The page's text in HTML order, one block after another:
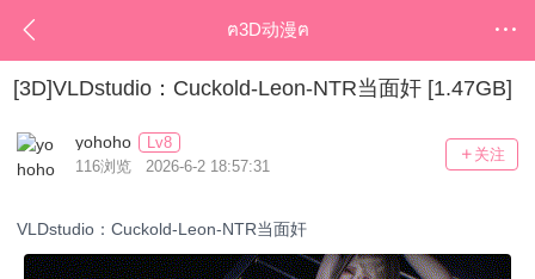
ฅ3D动漫ฅ
[3D]VLDstudio：Cuckold-Leon-NTR当面奸 [1.47GB]
yohoho
Lv8
116浏览 2026-6-2 18:57:31
关注
VLDstudio：Cuckold-Leon-NTR当面奸